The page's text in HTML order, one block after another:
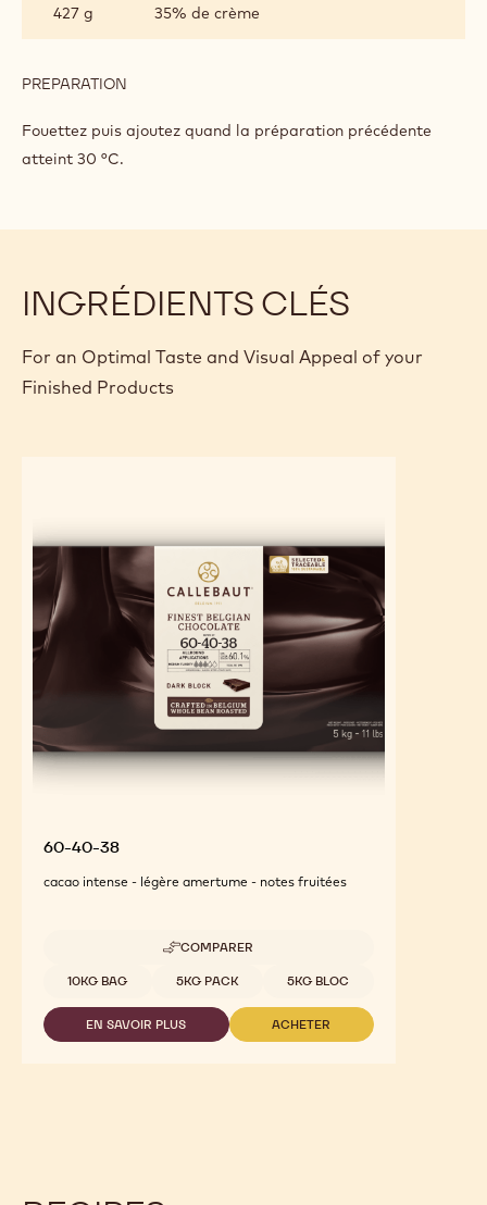
CHOCOLAT
NOIR
427 g 35% de crème
PREPARATION
AU
CHOCOLAT
Fouettez puis ajoutez quand la préparation précédente
atteint 30 °C.
INGRÉDIENTS CLÉS
For an Optimal Taste and Visual Appeal of your
Finished Products
60-40-38
cacao intense - légère amertume - notes fruitées
COMPARER
-
40-
38
Tailles disponibles
10KG BAG 5KG PACK 5KG BLOC
EN SAVOIR PLUS
-
ACHETER
-